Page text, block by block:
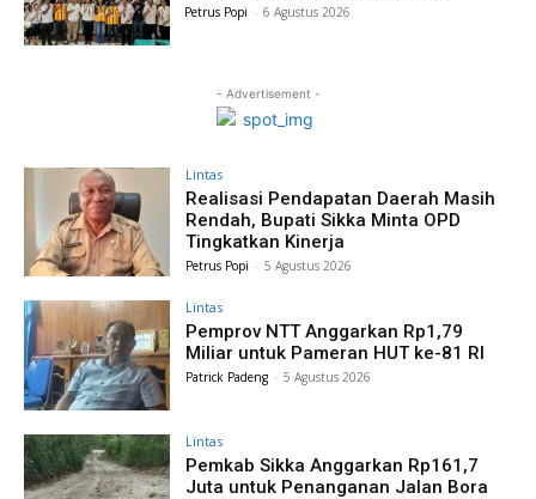
Petrus Popi - 6 Agustus 2026
- Advertisement -
Lintas
Realisasi Pendapatan Daerah Masih
Rendah, Bupati Sikka Minta OPD
Tingkatkan Kinerja
Petrus Popi - 5 Agustus 2026
Lintas
Pemprov NTT Anggarkan Rp1,79
Miliar untuk Pameran HUT ke-81 RI
Patrick Padeng - 5 Agustus 2026
Lintas
Pemkab Sikka Anggarkan Rp161,7
Juta untuk Penanganan Jalan Bora